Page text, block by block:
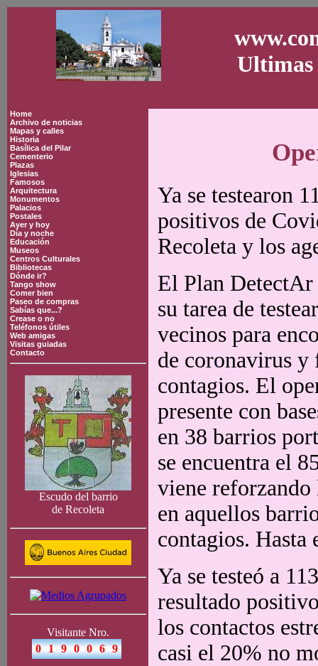
Ultimas
Home
Archivo de noticias
Mapas y calles
Historia
Basílica del Pilar
Cementerio
Plazas
Iglesias
Famosos
Arquitectura
Monumentos
Palacios
Postales
Ayer y hoy
Día y noche
Educación
Museos
Centros Culturales
Bibliotecas
Dónde ir?
Tango show
Comer bien
Paseo de compras
Sabías que...?
Crease o no
Teléfonos útiles
Web amigas
Visitas guiadas
Contacto
Escudo del barrio
de Recoleta
Visitante Nro.
Ya se testearon
positivos de
Recoleta y los
El Plan
su tarea de
vecinos para
de coronavirus y
contagios. El
presente con
en 38 barrios
se encuentra el
viene
en aquellos
contagios. Hasta
Ya se testeó a
resultado
los contactos
casi el 20% no